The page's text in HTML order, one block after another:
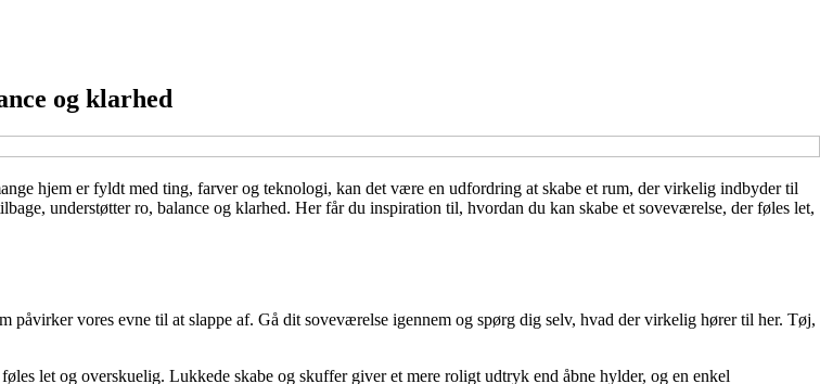
og klarhed
hjem er fyldt med ting, farver og teknologi, kan det være en udfordring at skabe et rum, der virkelig indbyder til
understøtter ro, balance og klarhed. Her får du inspiration til, hvordan du kan skabe et soveværelse, der føles let,
vores evne til at slappe af. Gå dit soveværelse igennem og spørg dig selv, hvad der virkelig hører til her. Tøj,
let og overskuelig. Lukkede skabe og skuffer giver et mere roligt udtryk end åbne hylder, og en enkel